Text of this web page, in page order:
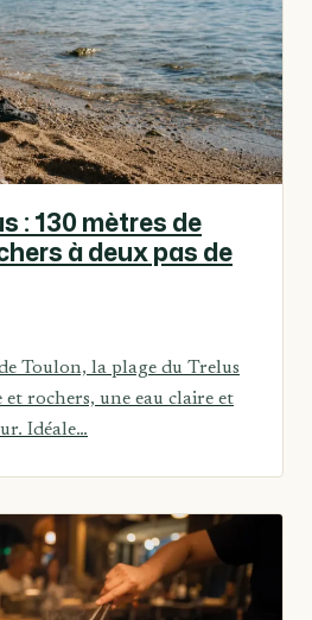
: 130 mètres de
à deux pas de
Toulon, la plage du Trelus
et rochers, une eau claire et
Idéale…